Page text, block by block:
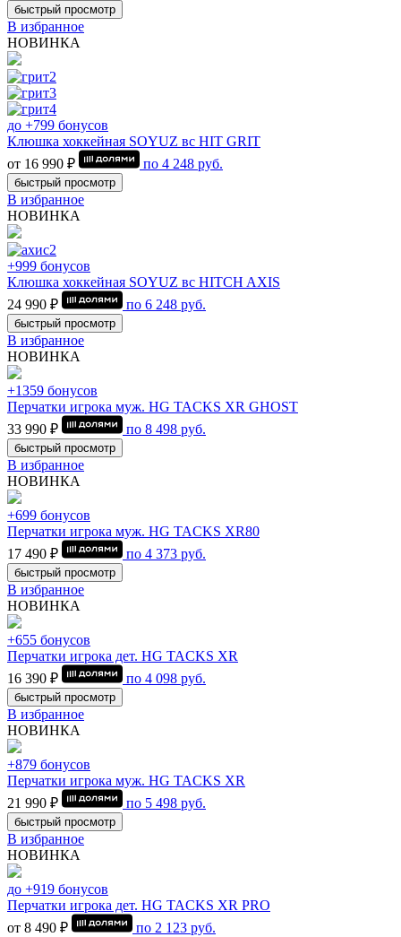
быстрый просмотр
В избранное
НОВИНКА
до +799 бонусов
Клюшка хоккейная SOYUZ вс HIT GRIT
от 16 990 ₽
по 4 248 руб.
быстрый просмотр
В избранное
НОВИНКА
+999 бонусов
Клюшка хоккейная SOYUZ вс HITCH AXIS
24 990 ₽
по 6 248 руб.
быстрый просмотр
В избранное
НОВИНКА
+1359 бонусов
Перчатки игрока муж. HG TACKS XR GHOST
33 990 ₽
по 8 498 руб.
быстрый просмотр
В избранное
НОВИНКА
+699 бонусов
Перчатки игрока муж. HG TACKS XR80
17 490 ₽
по 4 373 руб.
быстрый просмотр
В избранное
НОВИНКА
+655 бонусов
Перчатки игрока дет. HG TACKS XR
16 390 ₽
по 4 098 руб.
быстрый просмотр
В избранное
НОВИНКА
+879 бонусов
Перчатки игрока муж. HG TACKS XR
21 990 ₽
по 5 498 руб.
быстрый просмотр
В избранное
НОВИНКА
до +919 бонусов
Перчатки игрока дет. HG TACKS XR PRO
от 8 490 ₽
по 2 123 руб.